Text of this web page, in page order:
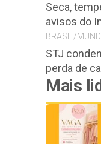
Seca,
avisos do
BRASIL/
STJ
perda de
Mais